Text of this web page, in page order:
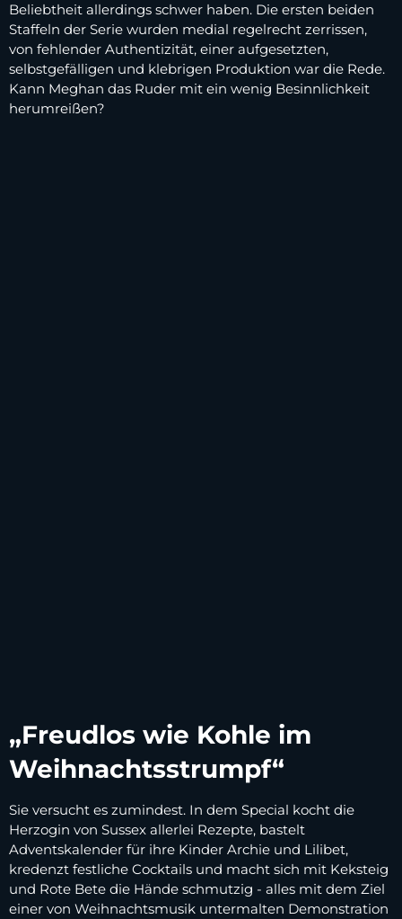
Beliebtheit allerdings schwer haben. Die ersten beiden
Staffeln der Serie wurden medial regelrecht zerrissen,
von fehlender Authentizität, einer aufgesetzten,
selbstgefälligen und klebrigen Produktion war die Rede.
Kann Meghan das Ruder mit ein wenig Besinnlichkeit
herumreißen?
„Freudlos wie Kohle im
Weihnachtsstrumpf“
Sie versucht es zumindest. In dem Special kocht die
Herzogin von Sussex allerlei Rezepte, bastelt
Adventskalender für ihre Kinder Archie und Lilibet,
kredenzt festliche Cocktails und macht sich mit Keksteig
und Rote Bete die Hände schmutzig - alles mit dem Ziel
einer von Weihnachtsmusik untermalten Demonstration